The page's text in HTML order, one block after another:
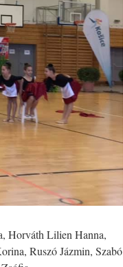
Horváth Lilien Hanna,
Ruszó Jázmin, Szabó